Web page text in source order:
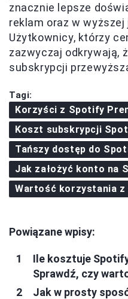
znacznie lepsze
reklam oraz w
Użytkownicy, którzy
zazwyczaj odkrywają,
subskrypcji
Tagi:
Korzyści z Spotify
Koszt subskrypcji
Tańszy dostęp do
Jak założyć konto na
Wartość korzystania
Powiązane wpisy:
Ile kosztuje
Sprawdź, czy
Jak w prosty